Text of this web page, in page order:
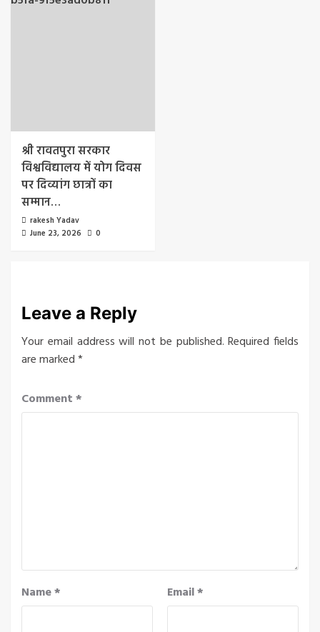
श्री रावतपुरा सरकार
विश्वविद्यालय में योग दिवस
पर दिव्यांग छात्रों का
सम्मान…
rakesh Yadav
June 23, 2026
0
Leave a Reply
Your email address will not be published. Required fields
are marked*
Comment*
Name* Email*